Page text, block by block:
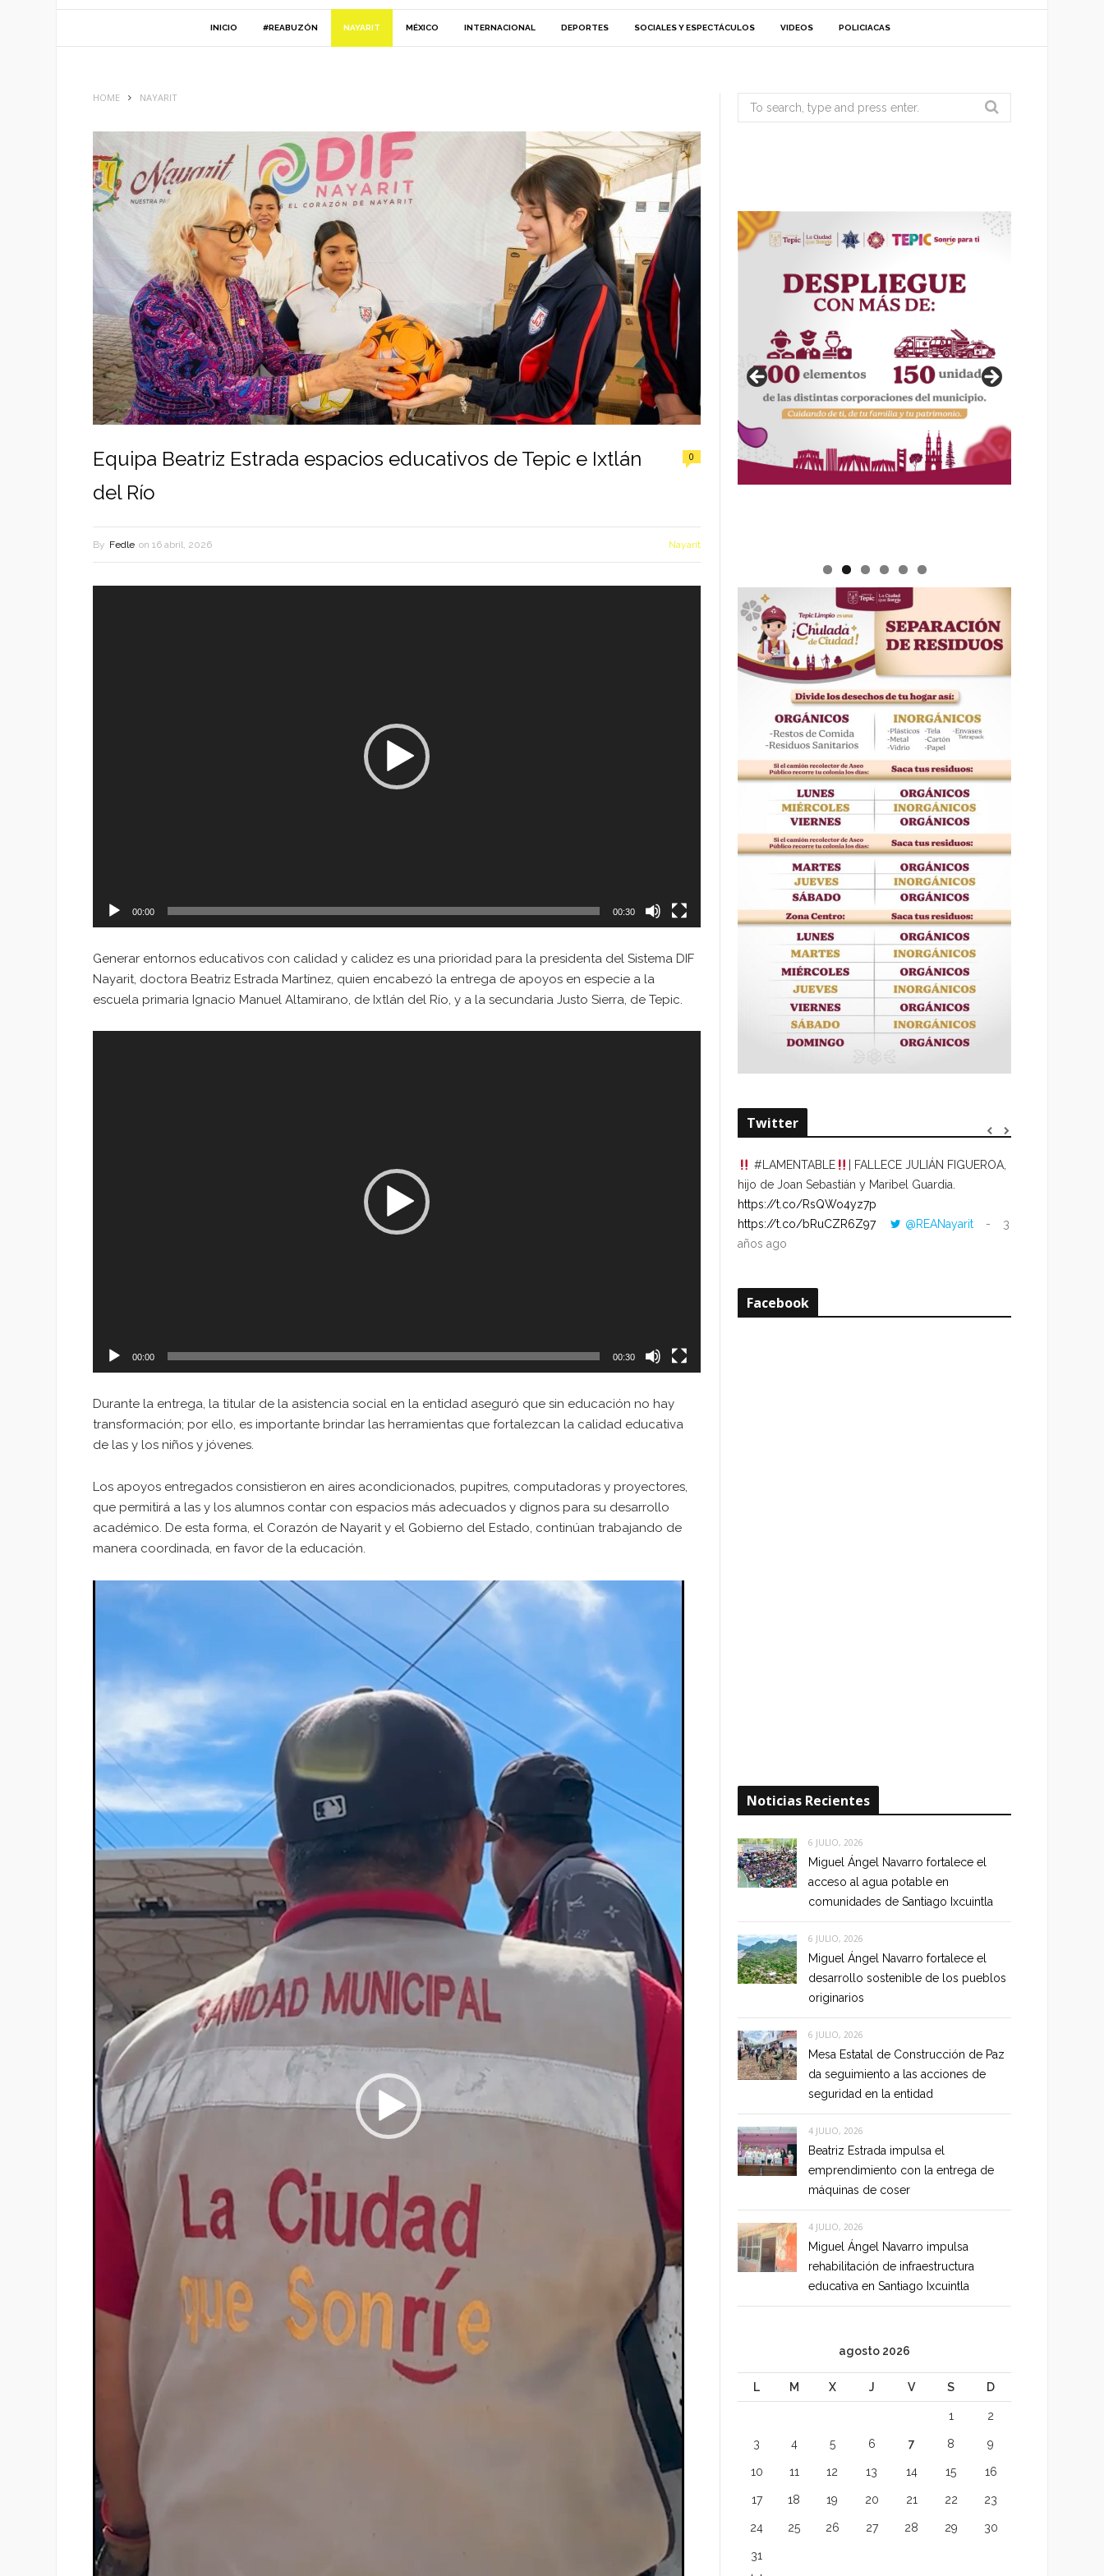
INICIO #REABUZÓN NAYARIT MÉXICO INTERNACIONAL DEPORTES SOCIALES Y ESPECTÁCULOS VIDEOS POLICIACAS
HOME NAYARIT
Equipa Beatriz Estrada espacios educativos de Tepic e Ixtlán
del Río
0
By Fedle on 16 abril, 2026 Nayarit
00:00 00:30
Generar entornos educativos con calidad y calidez es una prioridad para la presidenta del Sistema DIF
Nayarit, doctora Beatriz Estrada Martínez, quien encabezó la entrega de apoyos en especie a la
escuela primaria Ignacio Manuel Altamirano, de Ixtlán del Río, y a la secundaria Justo Sierra, de Tepic.
00:00 00:30
Durante la entrega, la titular de la asistencia social en la entidad aseguró que sin educación no hay
transformación; por ello, es importante brindar las herramientas que fortalezcan la calidad educativa
de las y los niños y jóvenes.
Los apoyos entregados consistieron en aires acondicionados, pupitres, computadoras y proyectores,
que permitirá a las y los alumnos contar con espacios más adecuados y dignos para su desarrollo
académico. De esta forma, el Corazón de Nayarit y el Gobierno del Estado, continúan trabajando de
manera coordinada, en favor de la educación.
Reproductor
Search
for:
Twitter
#LAMENTABLE
| FALLECE JULIÁN FIGUEROA,
hijo de Joan Sebastián y Maribel Guardia.
https://t.co/RsQWo4yz7p
https://t.co/bRuCZR6Z97
@REANayarit
3
años ago
Facebook
Noticias Recientes
6 JULIO, 2026
Miguel Ángel Navarro fortalece el
acceso al agua potable en
comunidades de Santiago Ixcuintla
6 JULIO, 2026
Miguel Ángel Navarro fortalece el
desarrollo sostenible de los pueblos
originarios
6 JULIO, 2026
Mesa Estatal de Construcción de Paz
da seguimiento a las acciones de
seguridad en la entidad
4 JULIO, 2026
Beatriz Estrada impulsa el
emprendimiento con la entrega de
máquinas de coser
4 JULIO, 2026
Miguel Ángel Navarro impulsa
rehabilitación de infraestructura
educativa en Santiago Ixcuintla
agosto 2026
L M X J V S D
1 2
3 4 5 6 7 8 9
10 11 12 13 14 15 16
17 18 19 20 21 22 23
24 25 26 27 28 29 30
31